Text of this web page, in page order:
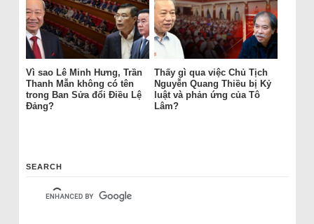
Vì sao Lê Minh Hưng, Trần
Thanh Mẫn không có tên
trong Ban Sửa đổi Điều Lệ
Đảng?
Thấy gì qua việc Chủ Tịch
Nguyễn Quang Thiều bị Kỷ
luật và phản ứng của Tô
Lâm?
SEARCH